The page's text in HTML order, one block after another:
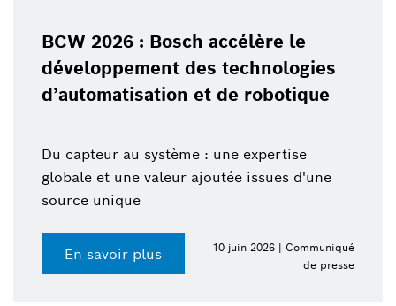
BCW 2026 : Bosch accélère le
développement des technologies
d’automatisation et de robotique
Du capteur au système : une expertise
globale et une valeur ajoutée issues d'une
source unique
En savoir plus
10 juin 2026 | Communiqué
de presse